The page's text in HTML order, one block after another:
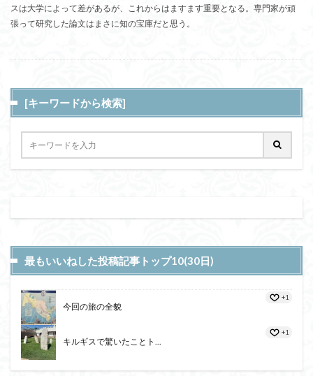
スは大学によって差があるが、これからはますます重要となる。専門家が頑
張って研究した論文はまさに知の宝庫だと思う。
[キーワードから検索]
最もいいねした投稿記事トップ10(30日)
今回の旅の全貌
+1
キルギスで驚いたことト...
+1